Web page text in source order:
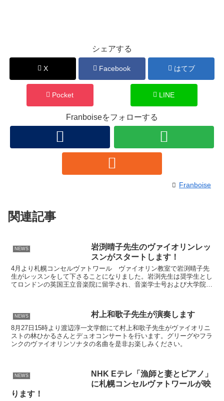
シェアする
X Facebook はてブ
Pocket LINE
Franboiseをフォローする
Franboise
関連記事
NEWS
岩渕晴子先生のヴァイオリンレッ
スンがスタートします！
4月より札幌コンセルヴァトワール ヴァイオリン教室で岩渕晴子先
生がレッスンをして下さることになりました。岩渕先生は奨学生とし
てロンドンの英国王立音楽院に留学され、音楽学士号および大学院演
NEWS 村上和歌子先生が演奏します
8月27日15時より渡辺淳一文学館にて村上和歌子先生がヴァイオリニ
ストの林ひかるさんとデュオコンサートを行います。グリーグやフラ
ンクのヴァイオリンソナタの名曲を是非お楽しみください。
NEWS
NHK Eテレ「漁師と妻とピアノ」
に札幌コンセルヴァトワールが映
ります！